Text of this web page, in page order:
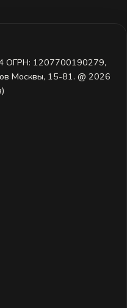
1207700190279,
Москвы, 15-81. @ 2026 ㅤ